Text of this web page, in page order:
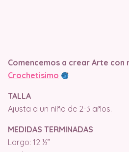
Comencemos a crear Arte con
Crochetisimo
TALLA
Ajusta a un niño de 2-3 años.
MEDIDAS TERMINADAS
Largo: 12 ½”